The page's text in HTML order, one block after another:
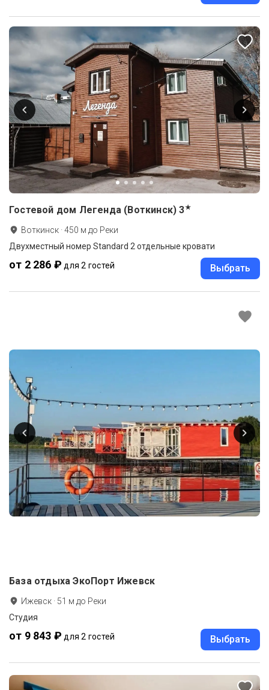
Гостевой дом Легенда (Воткинск) 3★
Воткинск ·450 м до Реки
Двухместный номер Standard 2 отдельные кровати
от 2 286 ₽ для 2 гостей Выбрать
База отдыха ЭкоПорт Ижевск
Ижевск · 51 м до Реки
Студия
от 9 843 ₽ для 2 гостей Выбрать